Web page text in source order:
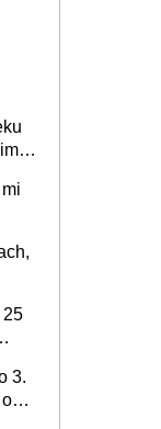
25
3.